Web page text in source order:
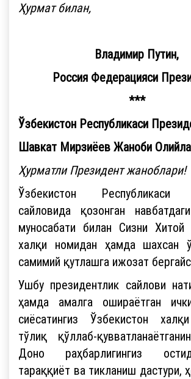
Ҳурмат билан,
Владимир Путин,
Россия Федерацияси
***
Ўзбекистон Республикаси
Шавкат Мирзиёев Жаноби
Ҳурматли Президент жаноблари!
Ўзбекистон Республикаси
сайловида қозонган
муносабати билан Сизни Хитой
халқи номидан ҳамда шахсан
самимий қутлашга ижозат
Ушбу президентлик сайлови
ҳамда амалга ошираётган
сиёсатингиз Ўзбекистон
тўлиқ қўллаб-
Доно раҳбарлигингиз
тараққиёт ва тикланиш дастури,